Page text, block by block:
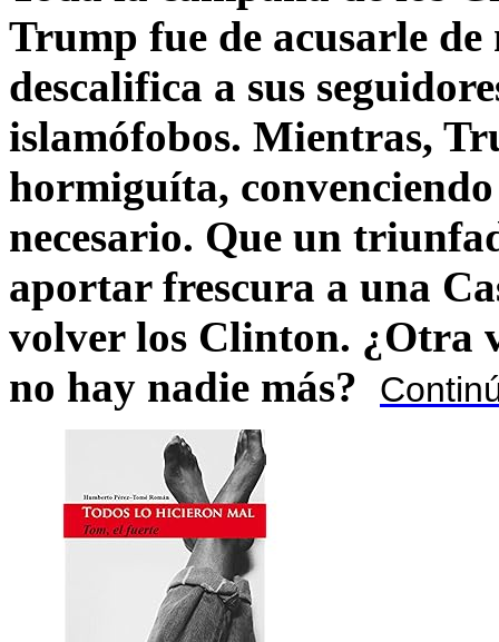
Trump fue de acusarle
descalifica a sus
islamófobos. Mientras,
hormiguíta,
necesario. Que un
aportar frescura a una
volver los Clinton. ¿Otra
no hay nadie más?